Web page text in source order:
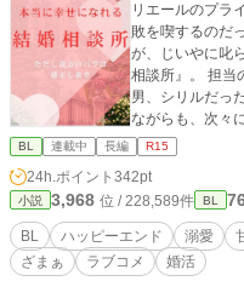
リエールのプラ
敗を喫するのだった―― かつて4度婚約
が、じいやに叱
相談所』。 担当の相談員は可愛いくせに無表情で毒を吐く
男、シリルだった。 ヤツの血の色は緑に違いない！
ながらも、次々
らせながら『無
を失っていく。 「次のお約束はございません」 あと何度、シ
リルのこの無機質な
たその時、シリ
ーション講習』。 迷えるギデオンが3%引きにまんま
れたその講習の最後
ーーーーー エロは事後描写程度です 毎日21:30更新(8/16完
BL 連載中 長編 R15
24h.ポイント 342pt
小説 3,968 位 / 228,589件 BL
BL ハッピーエンド 溺愛
ざまぁ
ラブコメ 婚活